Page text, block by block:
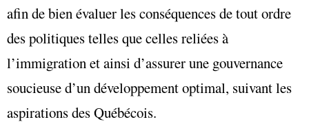
afin de bien évaluer les conséquences de tout ordre
des politiques telles que celles reliées à
l’immigration et ainsi d’assurer une gouvernance
soucieuse d’un développement optimal, suivant les
aspirations des Québécois.